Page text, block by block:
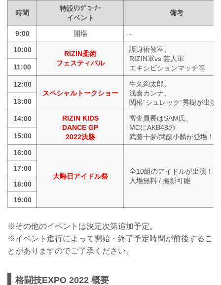
時間
特設ﾘﾝｸﾞｺｰﾅｰ
イベント
備考
9:00 開場 -
10:00
RIZIN柔術
フェスティバル
護身術教室、
RIZIN軍vs.芸人軍
エキシビションマッチ等
11:00
12:00
スペシャルトークショー
牛久絢太郎、
浅倉カンナ、
関根“シュレック”秀樹が出演
13:00
14:00
RIZIN KIDS
DANCE GP
2022決勝
審査員長はSAM氏、
MCにAKB48の
武藤十夢/武藤小麟が登場！
15:00
16:00
大晦日アイドル祭
全10組のアイドルが出演！
入場無料 / 撮影可能
17:00
18:00
19:00
※その他のイベントは決定次第追加予定。
※イベント進行によって開始・終了予定時間が前後するこ
とがありますのでご了承ください。
格闘技EXPO 2022 概要